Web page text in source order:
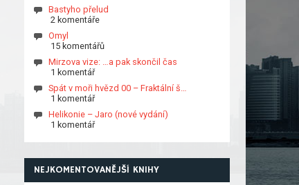
Bastyho přelud
2 komentáře
Omyl
15 komentářů
Mirzova vize: …a pak skončil čas
1 komentář
Spát v moři hvězd 00 – Fraktální š…
1 komentář
Helikonie – Jaro (nové vydání)
1 komentář
NEJKOMENTOVANĚJŠÍ KNIHY